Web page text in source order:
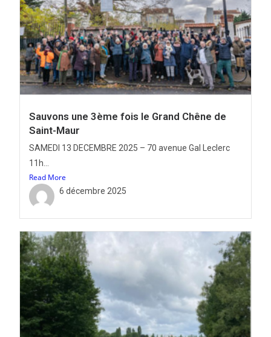
Sauvons une 3ème fois le Grand Chêne de
Saint-Maur
SAMEDI 13 DECEMBRE 2025 – 70 avenue Gal Leclerc
11h...
Read More
6 décembre 2025